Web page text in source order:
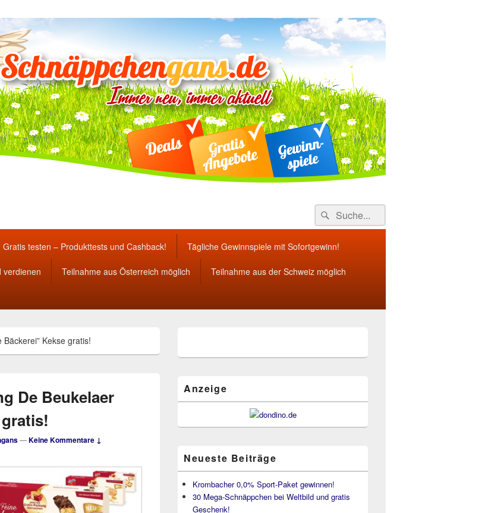
und Angebote
Search
for:
Suche
Gratis testen – Produkttests und Cashback! Tägliche Gewinnspiele mit Sofortgewinn!
verdienen Teilnahme aus Österreich möglich Teilnahme aus der Schweiz möglich
Kekse gratis!
De Beukelaer
—Keine Kommentare ↓
Widget-
Anzeige
Neueste Beiträge
Krombacher 0,0% Sport-Paket gewinnen!
30 Mega-Schnäppchen bei Weltbild und gratis
Geschenk!